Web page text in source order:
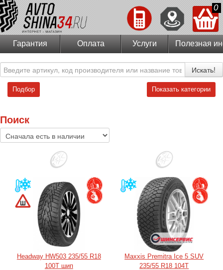
0
Гарантия Оплата Услуги Полезная
Искать!
Подбор Показать категории
Поиск
Headway HW503 235/55 R18
100T шип
Maxxis Premitra Ice 5 SUV
235/55 R18 104T